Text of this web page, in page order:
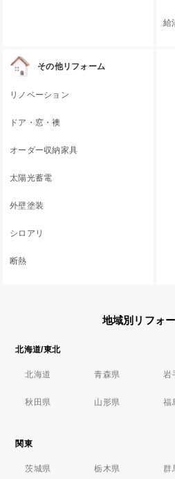
給
その他リフォーム
リノベーション
ドア・窓・襖
オーダー収納家具
太陽光蓄電
外壁塗装
シロアリ
断熱
地域別リフォ
北海道/東北
北海道 青森県 岩
秋田県 山形県 福
関東
茨城県 栃木県 群